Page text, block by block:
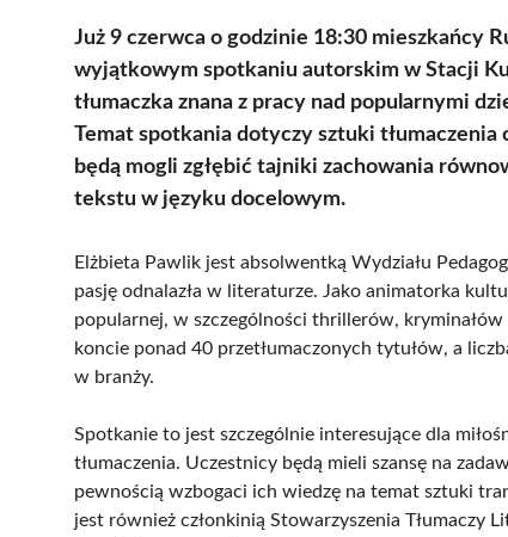
Już 9 czerwca o godzinie 18:30 mieszkańcy
wyjątkowym spotkaniu autorskim w Stacji
tłumaczka znana z pracy nad popularnymi
Temat spotkania dotyczy sztuki
będą mogli zgłębić tajniki zachowania
tekstu w języku docelowym.
Elżbieta Pawlik jest absolwentką Wydziału
pasję odnalazła w literaturze. Jako animatorka
popularnej, w szczególności thrillerów,
koncie ponad 40 przetłumaczonych tytułów, a
w branży.
Spotkanie to jest szczególnie interesujące dla
tłumaczenia. Uczestnicy będą mieli szansę na
pewnością wzbogaci ich wiedzę na temat sztuki
jest również członkinią Stowarzyszenia Tłumaczy